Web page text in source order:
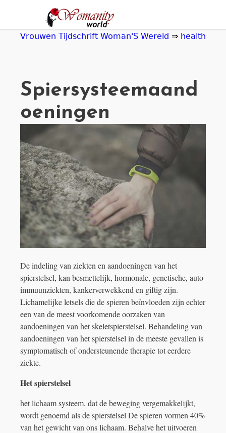
navigation
Vrouwen Tijdschrift Woman'S Wereld ⇒ health
Spiersysteemaand
oeningen
De indeling van ziekten en aandoeningen van het
spierstelsel, kan besmettelijk, hormonale, genetische, auto-
immuunziekten, kankerverwekkend en giftig zijn.
Lichamelijke letsels die de spieren beïnvloeden zijn echter
een van de meest voorkomende oorzaken van
aandoeningen van het skeletspierstelsel. Behandeling van
aandoeningen van het spierstelsel in de meeste gevallen is
symptomatisch of ondersteunende therapie tot eerdere
ziekte.
Het spierstelsel
het lichaam systeem, dat de beweging vergemakkelijkt,
wordt genoemd als de spierstelsel De spieren vormen 40%
van het gewicht van ons lichaam. Behalve het uitvoeren